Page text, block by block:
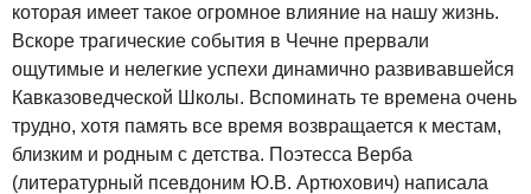
которая имеет такое огромное влияние на нашу жизнь.
Вскоре трагические события в Чечне прервали
ощутимые и нелегкие успехи динамично развивавшейся
Кавказоведческой Школы. Вспоминать те времена очень
трудно, хотя память все время возвращается к местам,
близким и родным с детства. Поэтесса Верба
(литературный псевдоним Ю.В. Артюхович) написала